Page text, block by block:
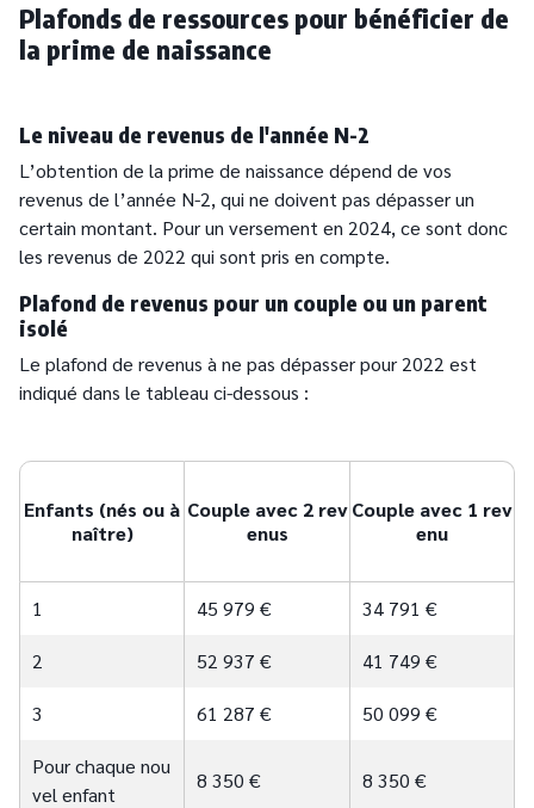
Plafonds de ressources pour bénéficier de
la prime de naissance
Le niveau de revenus de l'année N-2
L’obtention de la prime de naissance dépend de vos
revenus de l’année N-2, qui ne doivent pas dépasser un
certain montant. Pour un versement en 2024, ce sont donc
les revenus de 2022 qui sont pris en compte.
Plafond de revenus pour un couple ou un parent
isolé
Le plafond de revenus à ne pas dépasser pour 2022 est
indiqué dans le tableau ci-dessous :
Enfants (nés ou à
naître)
Couple avec 2 rev
enus
Couple avec 1 rev
enu
1 45 979 € 34 791 €
2 52 937 € 41 749 €
3 61 287 € 50 099 €
Pour chaque nou
vel enfant
8 350 € 8 350 €